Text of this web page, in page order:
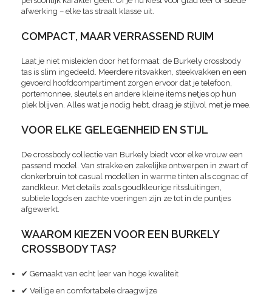
afwerking – elke tas straalt klasse uit.
COMPACT, MAAR VERRASSEND RUIM
Laat je niet misleiden door het formaat: de Burkely crossbody
tas is slim ingedeeld. Meerdere ritsvakken, steekvakken en een
gevoerd hoofdcompartiment zorgen ervoor dat je telefoon,
portemonnee, sleutels en andere kleine items netjes op hun
plek blijven. Alles wat je nodig hebt, draag je stijlvol met je mee.
VOOR ELKE GELEGENHEID EN STIJL
De crossbody collectie van Burkely biedt voor elke vrouw een
passend model. Van strakke en zakelijke ontwerpen in zwart of
donkerbruin tot casual modellen in warme tinten als cognac of
zandkleur. Met details zoals goudkleurige ritssluitingen,
subtiele logo’s en zachte voeringen zijn ze tot in de puntjes
afgewerkt.
WAAROM KIEZEN VOOR EEN BURKELY
CROSSBODY TAS?
✔ Gemaakt van echt leer van hoge kwaliteit
✔ Veilige en comfortabele draagwijze